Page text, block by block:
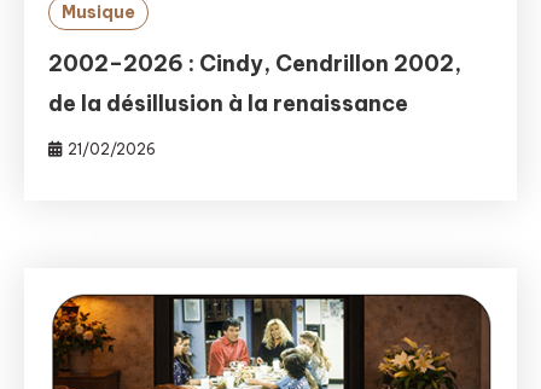
Musique
2002–2026 : Cindy, Cendrillon 2002,
de la désillusion à la renaissance
21/02/2026